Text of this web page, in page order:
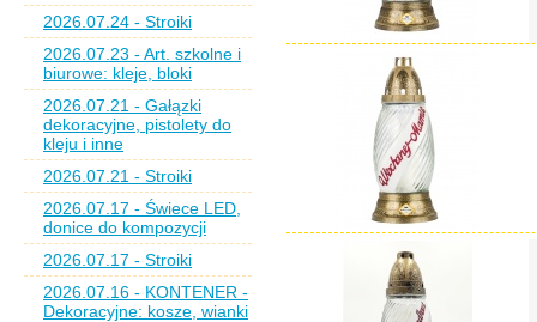
2026.07.24 - Stroiki
2026.07.23 - Art. szkolne i
biurowe: kleje, bloki
2026.07.21 - Gałązki
dekoracyjne, pistolety do
kleju i inne
2026.07.21 - Stroiki
2026.07.17 - Świece LED,
donice do kompozycji
2026.07.17 - Stroiki
2026.07.16 - KONTENER -
Dekoracyjne: kosze, wianki